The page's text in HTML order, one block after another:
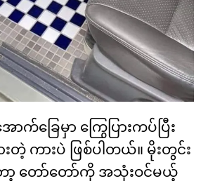
ာက်ခြေမှာ ကြွေပြားကပ်ပြီး
တဲ့ ကားပဲ ဖြစ်ပါတယ်။ မိုးတွင်း
ာ့ တော်တော်ကို အသုံးဝင်မယ့်